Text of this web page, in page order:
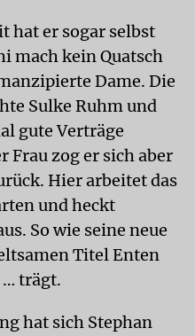
hat er sogar selbst
mach kein Quatsch
Dame. Die
Sulke Ruhm und
gute Verträge
Frau zog er sich aber
Hier arbeitet das
und heckt
So wie seine neue
Titel Enten
… trägt.
hat sich Stephan